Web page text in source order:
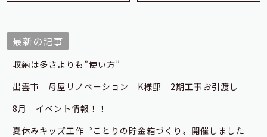
最新の記事
収納は多さよりも”使い方”
出雲市 母屋リノベーション K様邸 2期工事お引渡し
8月 イベント情報！！
夏休みキッズ工作〝ことりの貯金箱づくり〟開催しました